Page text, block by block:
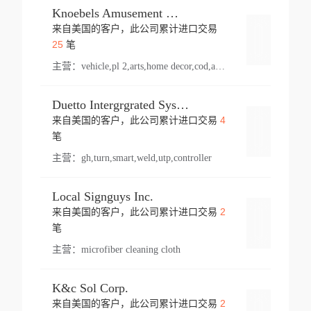
Knoebels Amusement Resort
来自美国的客户，此公司累计进口交易
25笔
主营： vehicle,pl 2,arts,home decor,cod,amusement ride,sea
Duetto Intergrgrated Systems Inc.
来自美国的客户，此公司累计进口交易 4
笔
主营： gh,turn,smart,weld,utp,controller
Local Signguys Inc.
来自美国的客户，此公司累计进口交易 2
笔
主营： microfiber cleaning cloth
K&c Sol Corp.
来自美国的客户，此公司累计进口交易 2